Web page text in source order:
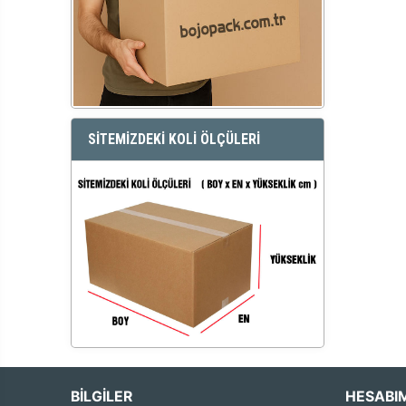
SİTEMİZDEKİ KOLİ ÖLÇÜLERİ
BİLGİLER